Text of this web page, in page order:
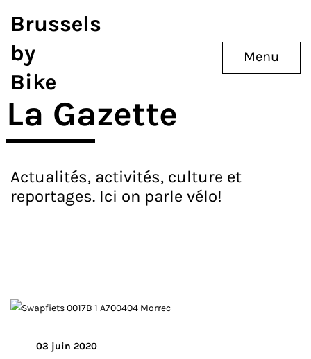
Brussels
by
Bike
Menu
La Gazette
Actualités, activités, culture et
reportages. Ici on parle vélo!
03 juin 2020